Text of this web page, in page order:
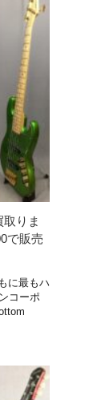
りま
で販売
に最もハ
コーポ